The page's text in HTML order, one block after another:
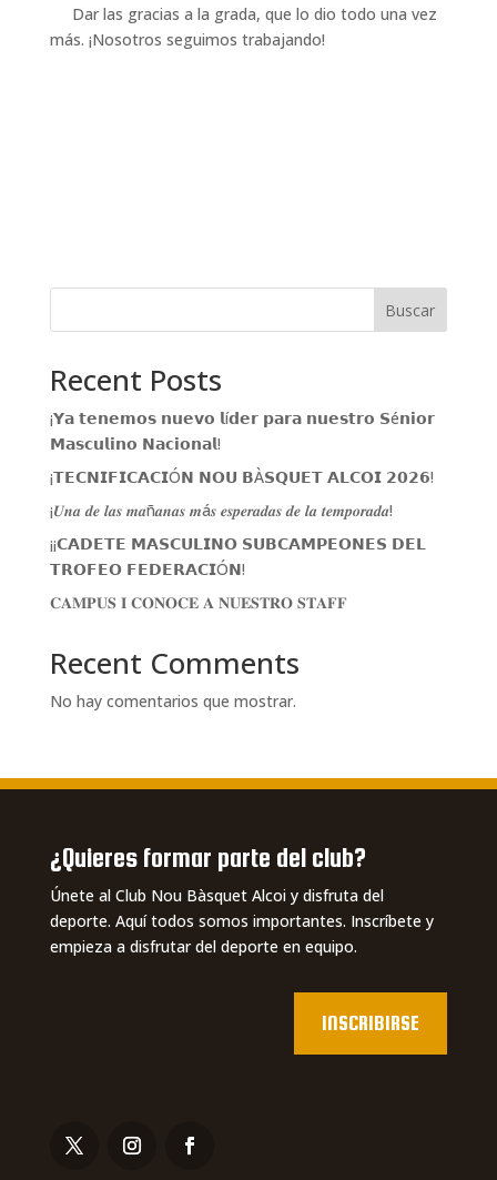
Dar las gracias a la grada, que lo dio todo una vez
más. ¡Nosotros seguimos trabajando!
Buscar
Recent Posts
¡𝗬𝗮 𝘁𝗲𝗻𝗲𝗺𝗼𝘀 𝗻𝘂𝗲𝘃𝗼 𝗹í𝗱𝗲𝗿 𝗽𝗮𝗿𝗮 𝗻𝘂𝗲𝘀𝘁𝗿𝗼 𝗦é𝗻𝗶𝗼𝗿
𝗠𝗮𝘀𝗰𝘂𝗹𝗶𝗻𝗼 𝗡𝗮𝗰𝗶𝗼𝗻𝗮𝗹!
¡𝗧𝗘𝗖𝗡𝗜𝗙𝗜𝗖𝗔𝗖𝗜Ó𝗡 𝗡𝗢𝗨 𝗕À𝗦𝗤𝗨𝗘𝗧 𝗔𝗟𝗖𝗢𝗜 𝟮𝟬𝟮𝟲!
¡𝑼𝒏𝒂 𝒅𝒆 𝒍𝒂𝒔 𝒎𝒂ñ𝒂𝒏𝒂𝒔 𝒎á𝒔 𝒆𝒔𝒑𝒆𝒓𝒂𝒅𝒂𝒔 𝒅𝒆 𝒍𝒂 𝒕𝒆𝒎𝒑𝒐𝒓𝒂𝒅𝒂!
¡¡𝗖𝗔𝗗𝗘𝗧𝗘 𝗠𝗔𝗦𝗖𝗨𝗟𝗜𝗡𝗢 𝗦𝗨𝗕𝗖𝗔𝗠𝗣𝗘𝗢𝗡𝗘𝗦 𝗗𝗘𝗟
𝗧𝗥𝗢𝗙𝗘𝗢 𝗙𝗘𝗗𝗘𝗥𝗔𝗖𝗜Ó𝗡!
𝐂𝐀𝐌𝐏𝐔𝐒 𝐈 𝐂𝐎𝐍𝐎𝐂𝐄 𝐀 𝐍𝐔𝐄𝐒𝐓𝐑𝐎 𝐒𝐓𝐀𝐅𝐅
Recent Comments
No hay comentarios que mostrar.
¿Quieres formar parte del club?
Únete al Club Nou Bàsquet Alcoi y disfruta del
deporte. Aquí todos somos importantes. Inscríbete y
empieza a disfrutar del deporte en equipo.
INSCRIBIRSE